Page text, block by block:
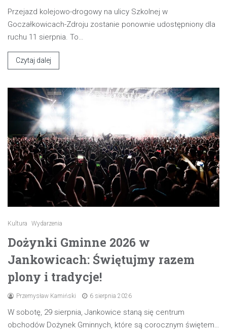
Przejazd kolejowo-drogowy na ulicy Szkolnej w
Goczałkowicach-Zdroju zostanie ponownie udostępniony dla
ruchu 11 sierpnia. To…
Czytaj dalej
Kultura Wydarzenia
Dożynki Gminne 2026 w
Jankowicach: Świętujmy razem
plony i tradycje!
Przemysław Kamiński 6 sierpnia 2026
W sobotę, 29 sierpnia, Jankowice staną się centrum
obchodów Dożynek Gminnych, które są corocznym świętem…